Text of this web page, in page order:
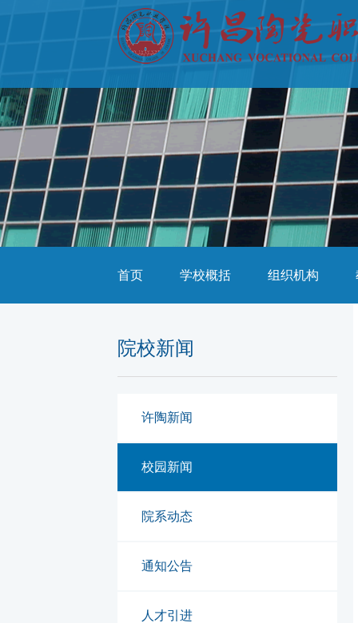
首页 学校概括 组织机构
院校新闻
许陶新闻
校园新闻
院系动态
通知公告
人才引进